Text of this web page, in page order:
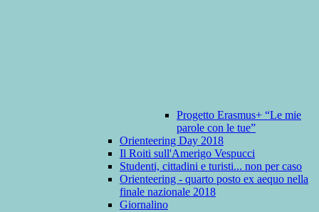
Progetto Erasmus+ “Le mie
parole con le tue”
Orienteering Day 2018
Il Roiti sull'Amerigo Vespucci
Studenti, cittadini e turisti... non per caso
Orienteering - quarto posto ex aequo nella
finale nazionale 2018
Giornalino